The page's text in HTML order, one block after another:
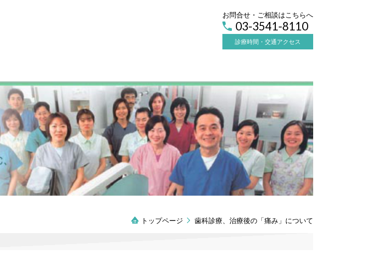
お問合せ・ご相談はこちらへ
03-3541-8110
診療時間・交通アクセス
トップページ 歯科診療、治療後の「痛み」について